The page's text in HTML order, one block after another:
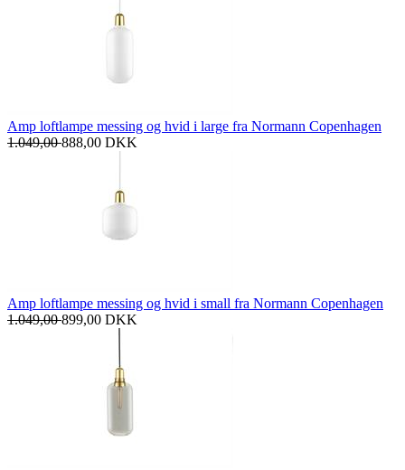
Amp loftlampe messing og hvid i large fra Normann Copenhagen
1.049,00888,00 DKK
Amp loftlampe messing og hvid i small fra Normann Copenhagen
1.049,00899,00 DKK